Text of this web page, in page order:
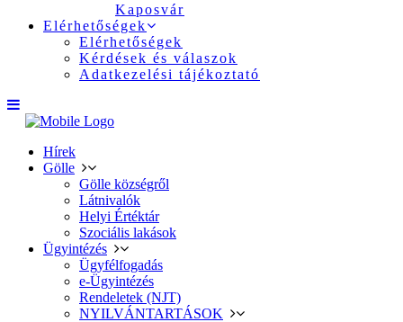
Kaposvár
Elérhetőségek
Elérhetőségek
Kérdések és válaszok
Adatkezelési tájékoztató
Hírek
Gölle
Gölle községről
Látnivalók
Helyi Értéktár
Szociális lakások
Ügyintézés
Ügyfélfogadás
e-Ügyintézés
Rendeletek (NJT)
NYILVÁNTARTÁSOK